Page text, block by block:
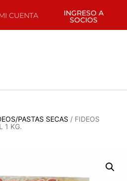
CUENTA INGRESO A
SOCIOS
PASTAS SECAS / FIDEOS
1 KG.